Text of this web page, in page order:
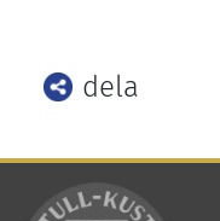
dela
Facebook
LinkedIn